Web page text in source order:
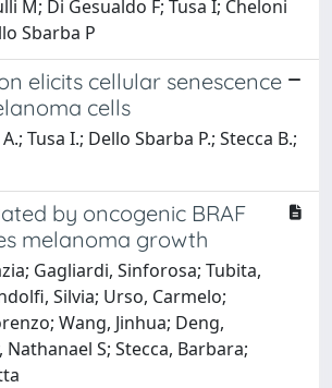
M; Di Gesualdo F; Tusa I; Cheloni
Sbarba P
elicits cellular senescence
cells
Tusa I.; Dello Sbarba P.; Stecca B.;
by oncogenic BRAF
melanoma growth
Gagliardi, Sinforosa; Tubita,
Silvia; Urso, Carmelo;
Wang, Jinhua; Deng,
Nathanael S; Stecca, Barbara;